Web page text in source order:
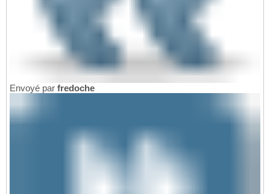
Envoyé par fredoche